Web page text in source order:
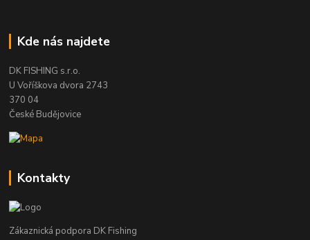
Kde nás najdete
DK FISHING s.r.o.
U Voříškova dvora 2743
370 04
České Budějovice
Kontakty
Zákaznická podpora DK Fishing